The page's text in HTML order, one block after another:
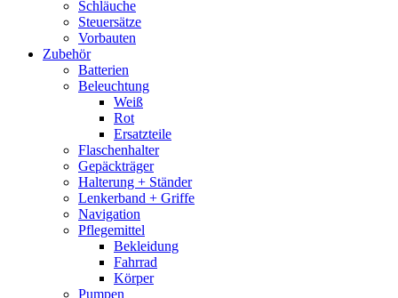
Schläuche
Steuersätze
Vorbauten
Zubehör
Batterien
Beleuchtung
Weiß
Rot
Ersatzteile
Flaschenhalter
Gepäckträger
Halterung + Ständer
Lenkerband + Griffe
Navigation
Pflegemittel
Bekleidung
Fahrrad
Körper
Pumpen